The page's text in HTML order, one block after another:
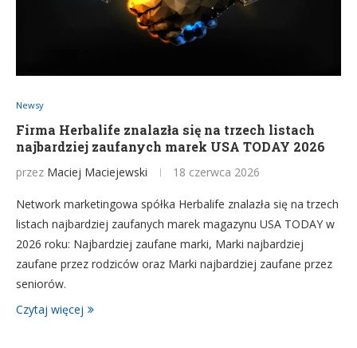
Newsy
Firma Herbalife znalazła się na trzech listach
najbardziej zaufanych marek USA TODAY 2026
przez Maciej Maciejewski 18 czerwca 2026
Network marketingowa spółka Herbalife znalazła się na trzech
listach najbardziej zaufanych marek magazynu USA TODAY w
2026 roku: Najbardziej zaufane marki, Marki najbardziej
zaufane przez rodziców oraz Marki najbardziej zaufane przez
seniorów.
Czytaj więcej